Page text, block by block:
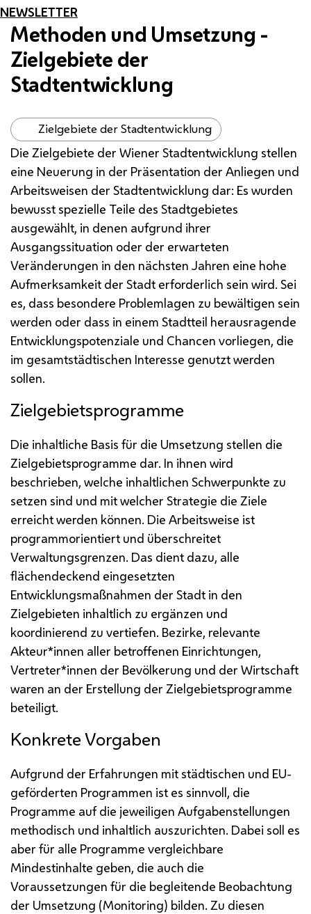
NEWSLETTER
Methoden und Umsetzung -
Zielgebiete der
Stadtentwicklung
Zielgebiete der Stadtentwicklung
Die Zielgebiete der Wiener Stadtentwicklung stellen
eine Neuerung in der Präsentation der Anliegen und
Arbeitsweisen der Stadtentwicklung dar: Es wurden
bewusst spezielle Teile des Stadtgebietes
ausgewählt, in denen aufgrund ihrer
Ausgangssituation oder der erwarteten
Veränderungen in den nächsten Jahren eine hohe
Aufmerksamkeit der Stadt erforderlich sein wird. Sei
es, dass besondere Problemlagen zu bewältigen sein
werden oder dass in einem Stadtteil herausragende
Entwicklungspotenziale und Chancen vorliegen, die
im gesamtstädtischen Interesse genutzt werden
sollen.
Zielgebietsprogramme
Die inhaltliche Basis für die Umsetzung stellen die
Zielgebietsprogramme dar. In ihnen wird
beschrieben, welche inhaltlichen Schwerpunkte zu
setzen sind und mit welcher Strategie die Ziele
erreicht werden können. Die Arbeitsweise ist
programmorientiert und überschreitet
Verwaltungsgrenzen. Das dient dazu, alle
flächendeckend eingesetzten
Entwicklungsmaßnahmen der Stadt in den
Zielgebieten inhaltlich zu ergänzen und
koordinierend zu vertiefen. Bezirke, relevante
Akteur*innen aller betroffenen Einrichtungen,
Vertreter*innen der Bevölkerung und der Wirtschaft
waren an der Erstellung der Zielgebietsprogramme
beteiligt.
Konkrete Vorgaben
Aufgrund der Erfahrungen mit städtischen und EU-
geförderten Programmen ist es sinnvoll, die
Programme auf die jeweiligen Aufgabenstellungen
methodisch und inhaltlich auszurichten. Dabei soll es
aber für alle Programme vergleichbare
Mindestinhalte geben, die auch die
Voraussetzungen für die begleitende Beobachtung
der Umsetzung (Monitoring) bilden. Zu diesen